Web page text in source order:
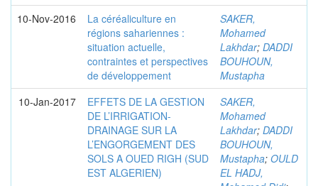
10-Nov-2016
La céréaliculture en
régions sahariennes :
situation actuelle,
contraintes et perspectives
de développement
SAKER,
Mohamed
Lakhdar; DADDI
BOUHOUN,
Mustapha
10-Jan-2017
EFFETS DE LA GESTION
DE L’IRRIGATION-
DRAINAGE SUR LA
L’ENGORGEMENT DES
SOLS A OUED RIGH (SUD
EST ALGERIEN)
SAKER,
Mohamed
Lakhdar; DADDI
BOUHOUN,
Mustapha; OULD
EL HADJ,